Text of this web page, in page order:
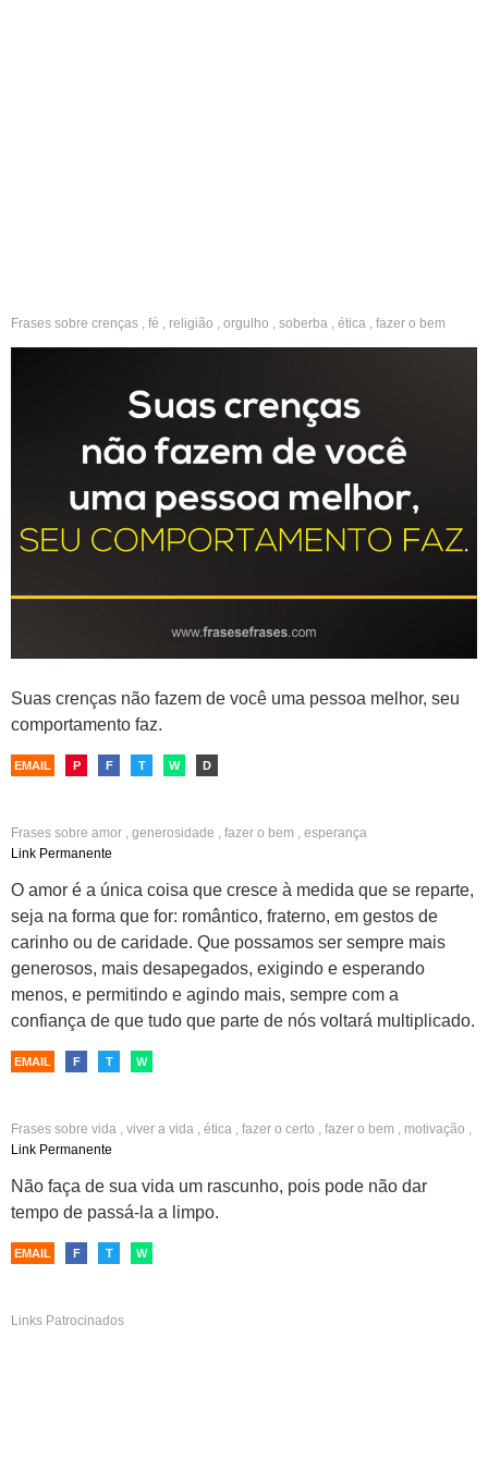
Frases sobre crenças , fé , religião , orgulho , soberba , ética , fazer o bem
Suas crenças não fazem de você uma pessoa melhor, seu
comportamento faz.
EMAIL P F T W D
Frases sobre amor generosidade fazer o bem
esperança
Link Permanente
O amor é a única coisa que cresce à medida que se reparte,
seja na forma que for: romântico, fraterno, em gestos de
carinho ou de caridade. Que possamos ser sempre mais
generosos, mais desapegados, exigindo e esperando
menos, e permitindo e agindo mais, sempre com a
confiança de que tudo que parte de nós voltará multiplicado.
EMAIL F T W
Frases sobre vida viver a vida ética fazer o certo fazer o bem motivação
motivadoras,inspiradoras
instagram,fotos
Link Permanente
Não faça de sua vida um rascunho, pois pode não dar
tempo de passá-la a limpo.
EMAIL F T W
Links Patrocinados